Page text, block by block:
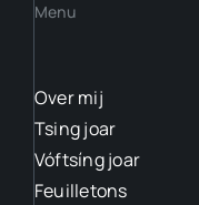
Menu
Over mij
Tsing joar
Vóftsíng joar
Feuilletons